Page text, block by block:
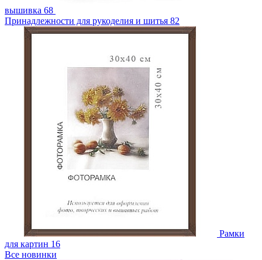
вышивка 68
Принадлежности для рукоделия и шитья 82
Рамки
для картин 16
Все новинки